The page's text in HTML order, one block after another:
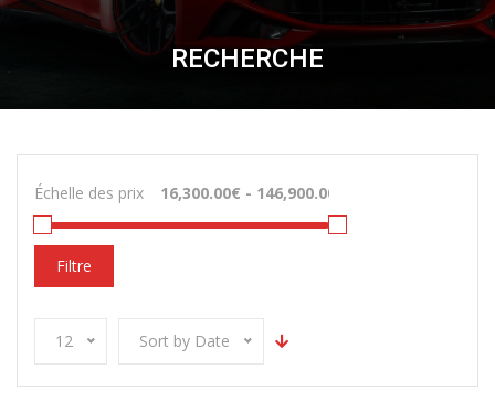
RECHERCHE
Échelle des prix
Filtre
12 Sort by Date